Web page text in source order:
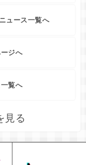
ュース一覧へ
ジへ
覧へ
見る